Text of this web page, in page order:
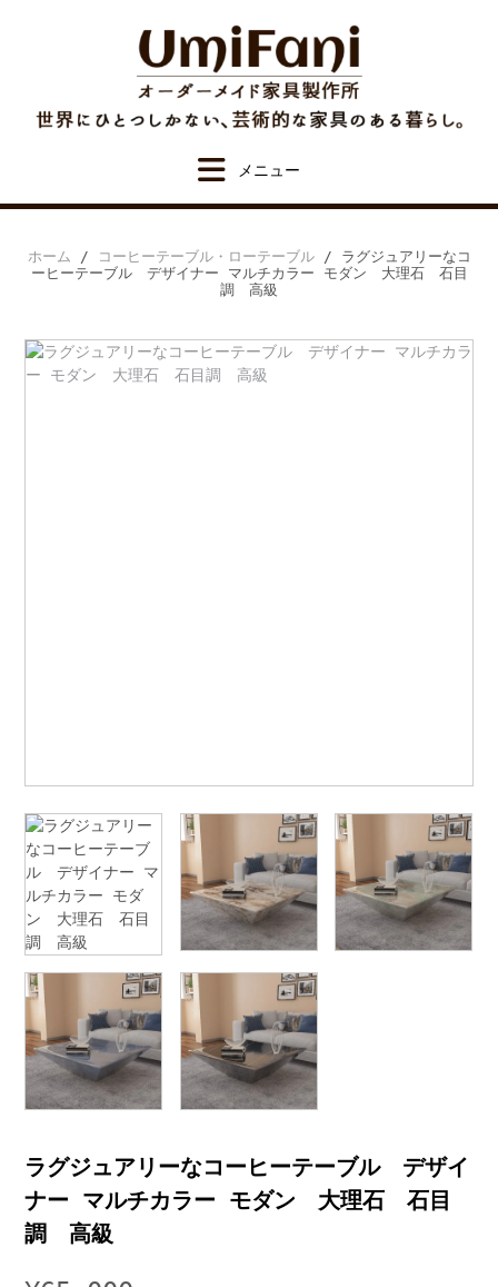
ホーム / コーヒーテーブル・ローテーブル/ ラグジュアリーなコ
ーヒーテーブル デザイナー マルチカラー モダン 大理石 石目
調 高級
ラグジュアリーなコーヒーテーブル デザイ
ナー マルチカラー モダン 大理石 石目
調 高級